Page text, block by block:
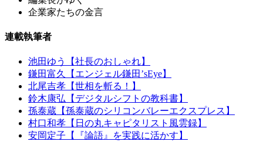
企業家たちの金言
連載執筆者
池田ゆう【社長のおしゃれ】
鎌田富久【エンジェル鎌田’sEye】
北尾吉孝【世相を斬る！】
鈴木康弘【デジタルシフトの教科書】
孫泰蔵【孫泰蔵のシリコンバレーエクスプレス】
村口和孝【日の丸キャピタリスト風雲録】
安岡定子【『論語』を実践に活かす】